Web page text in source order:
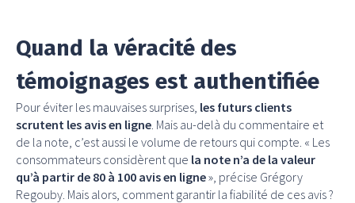
Quand la véracité des
témoignages est authentifiée
Pour éviter les mauvaises surprises, les futurs clients
scrutent les avis en ligne . Mais au-delà du commentaire et
de la note, c’est aussi le volume de retours qui compte. « Les
consommateurs considèrent que la note n’a de la valeur
qu’à partir de 80 à 100 avis en ligne», précise Grégory
Regouby. Mais alors, comment garantir la fiabilité de ces avis ?